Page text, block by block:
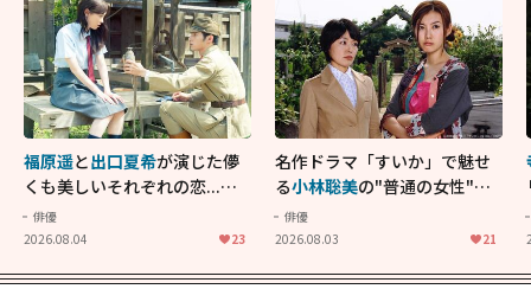
福原遥と出口夏希が演じた儚
くも美しいそれぞれの恋...生
きることの尊さを教えてくれ
た映画「あの花が咲く丘で、
俳優
2026.08.04
23
名作ドラマ「すいか」で魅せ
る小林聡美の"普通の女性"が
大人に刺さる...映画「かもめ
食堂」にも通じる静かな芝居
俳優
2026.08.03
21